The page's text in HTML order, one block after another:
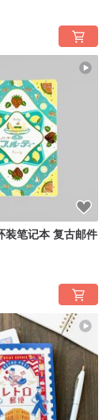
笔记本 复古邮件